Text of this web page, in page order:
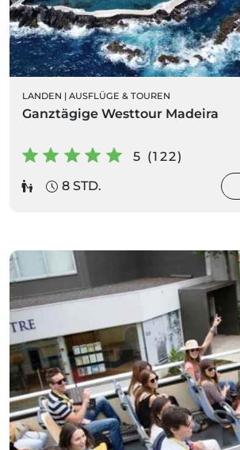
LANDEN | AUSFLÜGE & TOUREN
Ganztägige Westtour Madeira
5 (122)
8 STD.